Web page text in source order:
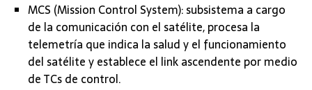
MCS (Mission Control System): subsistema a cargo
de la comunicación con el satélite, procesa la
telemetría que indica la salud y el funcionamiento
del satélite y establece el link ascendente por medio
de TCs de control.